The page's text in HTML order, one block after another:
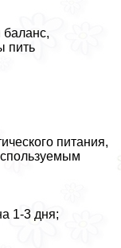
пить
питания,
1-3 дня;